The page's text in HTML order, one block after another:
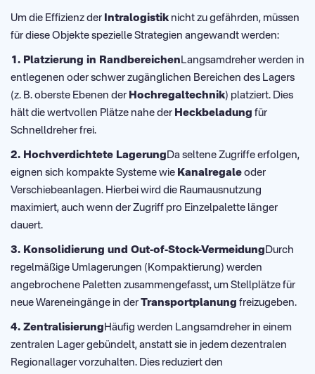
Um die Effizienz der Intralogistik nicht zu gefährden, müssen
für diese Objekte spezielle Strategien angewandt werden:
1. Platzierung in Randbereichen Langsamdreher werden in
entlegenen oder schwer zugänglichen Bereichen des Lagers
(z. B. oberste Ebenen der Hochregaltechnik) platziert. Dies
hält die wertvollen Plätze nahe der Heckbeladung für
Schnelldreher frei.
2. Hochverdichtete Lagerung Da seltene Zugriffe erfolgen,
eignen sich kompakte Systeme wie Kanalregale oder
Verschiebeanlagen. Hierbei wird die Raumausnutzung
maximiert, auch wenn der Zugriff pro Einzelpalette länger
dauert.
3. Konsolidierung und Out-of-Stock-Vermeidung Durch
regelmäßige Umlagerungen (Kompaktierung) werden
angebrochene Paletten zusammengefasst, um Stellplätze für
neue Wareneingänge in der Transportplanung freizugeben.
4. Zentralisierung Häufig werden Langsamdreher in einem
zentralen Lager gebündelt, anstatt sie in jedem dezentralen
Regionallager vorzuhalten. Dies reduziert den